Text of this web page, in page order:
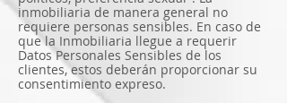
inmobiliaria de manera general no
requiere personas sensibles. En caso de
que la Inmobiliaria llegue a requerir
Datos Personales Sensibles de los
clientes, estos deberán proporcionar su
consentimiento expreso.